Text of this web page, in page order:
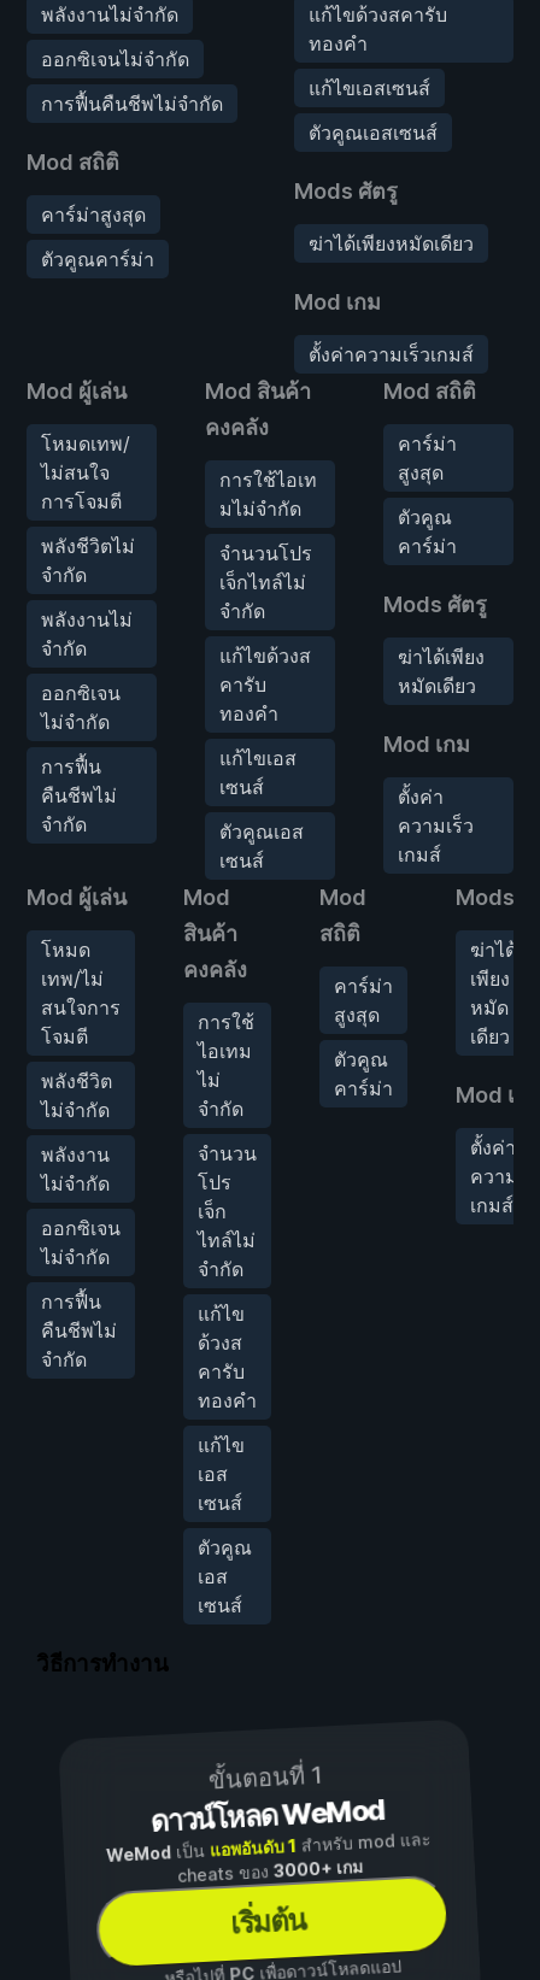
พลังงานไม่จำกัด
ออกซิเจนไม่จำกัด
การฟื้นคืนชีพไม่จำกัด
Mod สถิติ
คาร์ม่าสูงสุด
ตัวคูณคาร์ม่า
แก้ไขด้วงสคารับ
ทองคำ
แก้ไขเอสเซนส์
ตัวคูณเอสเซนส์
Mods ศัตรู
ฆ่าได้เพียงหมัดเดียว
Mod เกม
ตั้งค่าความเร็วเกมส์
Mod ผู้เล่น
โหมดเทพ/
ไม่สนใจ
การโจมตี
พลังชีวิตไม่
จำกัด
พลังงานไม่
จำกัด
ออกซิเจน
ไม่จำกัด
การฟื้น
คืนชีพไม่
จำกัด
Mod สินค้า
คงคลัง
การใช้ไอเท
มไม่จำกัด
จำนวนโปร
เจ็กไทล์ไม่
จำกัด
แก้ไขด้วงส
คารับ
ทองคำ
แก้ไขเอส
เซนส์
ตัวคูณเอส
เซนส์
Mod สถิติ
คาร์ม่า
สูงสุด
ตัวคูณ
คาร์ม่า
Mods ศัตรู
ฆ่าได้เพียง
หมัดเดียว
Mod เกม
ตั้งค่า
ความเร็ว
เกมส์
Mod ผู้เล่น
โหมด
เทพ/ไม่
สนใจการ
โจมตี
พลังชีวิต
ไม่จำกัด
พลังงาน
ไม่จำกัด
ออกซิเจน
ไม่จำกัด
การฟื้น
คืนชีพไม่
จำกัด
Mod
สินค้า
คงคลัง
การใช้
ไอเทม
ไม่
จำกัด
จำนวน
โปร
เจ็ก
ไทล์ไม่
จำกัด
แก้ไข
ด้วงส
คารับ
ทองคำ
แก้ไข
เอส
เซนส์
ตัวคูณ
เอส
เซนส์
Mod
สถิติ
คาร์ม่า
สูงสุด
ตัวคูณ
คาร์ม่า
Mods ศั
ฆ่าได้
เพียง
หมัด
เดียว
Mod เก
ตั้งค่า
ความเร็
เกมส์
วิธีการทำงาน
ขั้นตอนที่ 1
ดาวน์โหลด WeMod
WeModเป็น แอพอันดับ 1 สำหรับ mod และ
cheats ของ3000+ เกม
เริ่มต้น
PCเพื่อดาวน์โหลดแอป